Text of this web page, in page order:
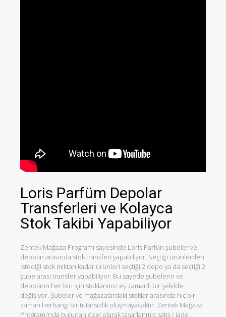
Loris Parfüm Depolar
Transferleri ve Kolayca
Stok Takibi Yapabiliyor
Zentek Mağaza Programı sayesinde Loris Parfün şubeler ve
depolar arasında stok transferi yapabiliyor. Seçtiği ürünlerden
istediği stok miktarı kadar ürünleri seçtiği 2 depo ya da seçtiği 2
şube arası transfer yapabiliyor. Bu sayede şubelerin ve
depoların her biri için stoklarımız eş zamanlı bir şekilde
değişiyor. Şubeler ve mağazalardaki stoklar arasında hiç bir
zaman herhangi bir tutarsızlık oluşmayacaktır. Zentek Mağaza
Programı’nda bulunan özel olarak tasarlanmış satış / iade